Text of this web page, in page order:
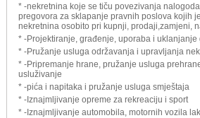
* -nekretnina koje se tiču povezivanja
pregovora za sklapanje pravnih poslova kojih
nekretnina osobito pri kupnji, prodaji,zamjeni,
* -Projektiranje, građenje, uporaba i uklanjanje
* -Pružanje usluga održavanja i upravljanja
* -Pripremanje hrane, pružanje usluga
usluživanje
* -pića i napitaka i pružanje usluga smještaja
* -Iznajmljivanje opreme za rekreaciju i sport
* -Iznajmljivanje automobila, motornih vozila